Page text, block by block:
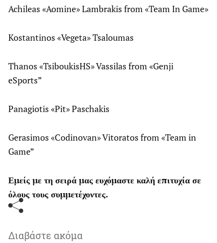
Achileas «Aomine» Lambrakis from «Team In Game»
Kostantinos «Vegeta» Tsaloumas
Thanos «TsiboukisHS» Vassilas from «Genji
eSports”
Panagiotis «Pit» Paschakis
Gerasimos «Codinovan» Vitoratos from «Team in
Game”
Εμείς με τη σειρά μας ευχόμαστε καλή επιτυχία σε
όλους τους συμμετέχοντες.
Διαβάστε ακόμα